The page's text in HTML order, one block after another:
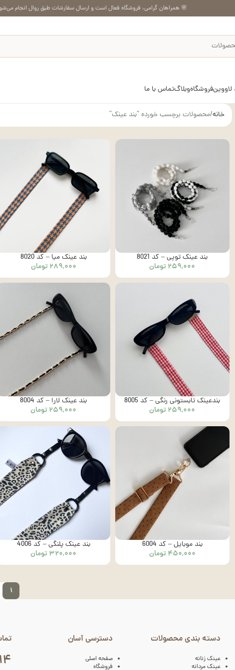
🌸 همراهان گرامی، فروشگاه فعال است و ارسال سفارشات طبق روال انجام
لاووینفروشگاهوبلاگتماس با ما
خانه محصولات برچسب خورده “بند عینک”
بند عینک توپی – کد 8021
۲۵۹,۰۰۰ تومان
بند عینک میا – کد 8020
۲۸۹,۰۰۰ تومان
بندعینک تابستونی رنگی – کد 8005
۲۵۹,۰۰۰ تومان
بند عینک لارا – کد 8004
۲۵۹,۰۰۰ تومان
بند موبایل – کد 6004
۴۵۰,۰۰۰ تومان
بند عینک پلنگی – کد 4006
۳۲۰,۰۰۰ تومان
۱
دسته بندی محصولات
عینک زنانه
عینک مردانه
دسترسی آسان
صفحه اصلی
فروشگاه